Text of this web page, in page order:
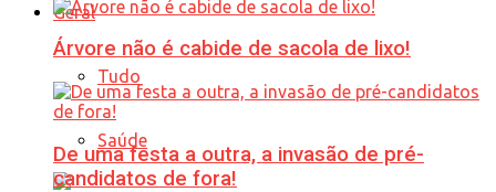
Geral
Tudo
Saúde
Árvore não é cabide de sacola de lixo!
De uma festa a outra, a invasão de pré-
candidatos de fora!